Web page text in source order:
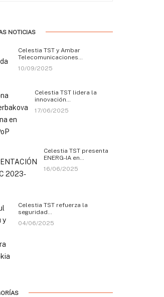
NOTICIAS
Celestia TST y Ambar
Telecomunicaciones…
10/09/2025
Celestia TST lidera la
innovación…
17/06/2025
Celestia TST presenta
ENERG-IA en…
16/06/2025
Celestia TST refuerza la
seguridad…
04/06/2025